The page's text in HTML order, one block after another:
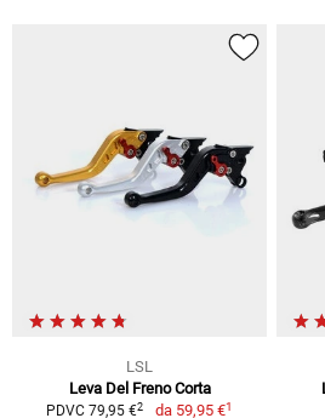
LSL
Leva Del Freno Corta
PDVC 79,95 €2 da 59,95 €1